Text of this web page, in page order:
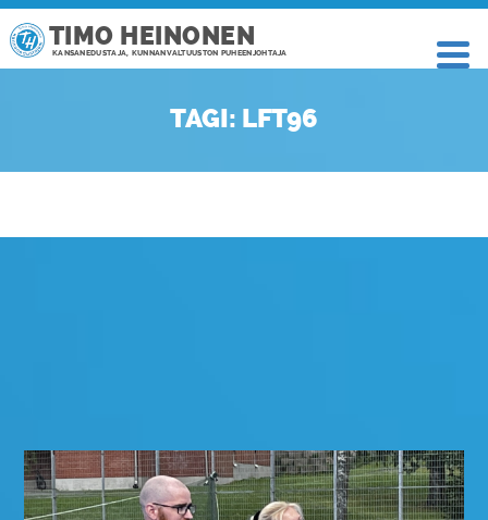
TIMO HEINONEN
KANSANEDUSTAJA, KUNNANVALTUUSTON PUHEENJOHTAJA
TAGI: LFT96